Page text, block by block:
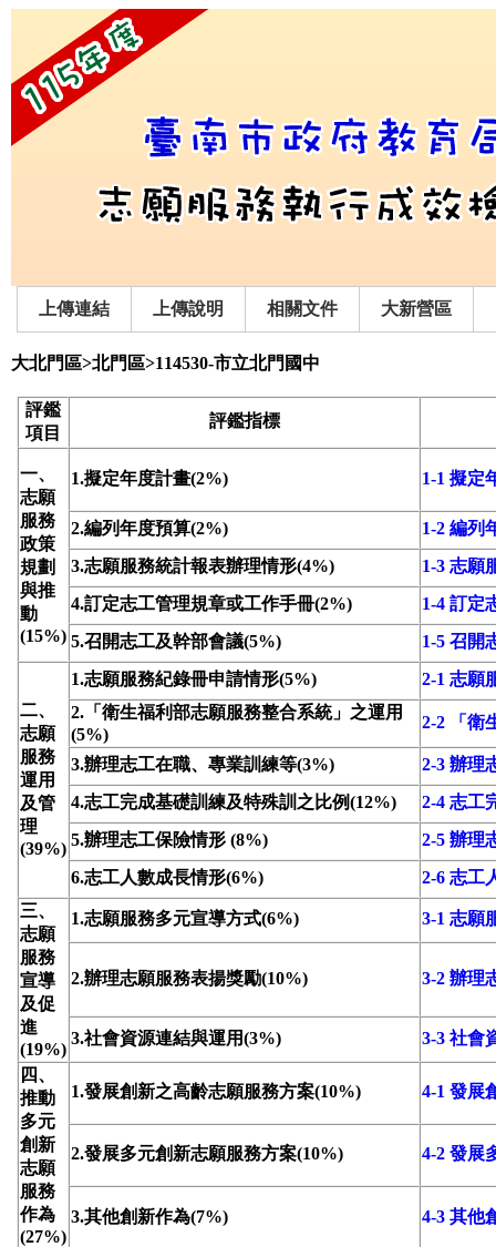
上傳連結 上傳說明 相關文件 大新營區
大北門區>北門區>114530-市立北門國中
評鑑
項目
評鑑指標
一、
志願
服務
政策
規劃
與推
動
(15%)
1.擬定年度計畫(2%) 1-1 擬定
2.編列年度預算(2%)
1-2 編列
3.志願服務統計報表辦理情形(4%)
1-3 志願
4.訂定志工管理規章或工作手冊(2%)
1-4 訂定
5.召開志工及幹部會議(5%)
1-5 召開
二、
志願
服務
運用
及管
理
(39%)
1.志願服務紀錄冊申請情形(5%)
2-1 志願
2.「衛生福利部志願服務整合系統」之運用
(5%)
2-2 「衛
3.辦理志工在職、專業訓練等(3%)
2-3 辦理
4.志工完成基礎訓練及特殊訓之比例(12%)
2-4 志工
5.辦理志工保險情形 (8%)
2-5 辦理
6.志工人數成長情形(6%)
2-6 志工
三、
志願
服務
宣導
及促
進
(19%)
1.志願服務多元宣導方式(6%) 3-1 志願
2.辦理志願服務表揚獎勵(10%) 3-2 辦理
3.社會資源連結與運用(3%)
3-3 社會
四、
推動
多元
創新
志願
服務
作為
(27%)
1.發展創新之高齡志願服務方案(10%) 4-1 發展
2.發展多元創新志願服務方案(10%) 4-2 發展
3.其他創新作為(7%) 4-3 其他